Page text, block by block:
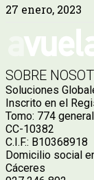
27 enero, 2023
SOBRE
Soluciones
Inscrito en el
Tomo: 774
CC-10382
C.I.F.: B10368918
Domicilio social
Cáceres